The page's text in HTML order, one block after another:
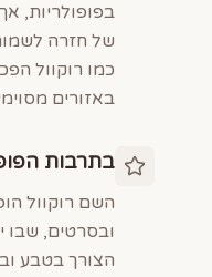
של חזרה
כמו רוקוול
באזורים
בתרבות
השם רוקוול
ובסרטים,
הצורך בטבע